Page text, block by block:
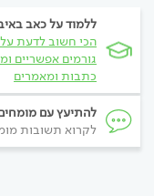
ללמוד על כאב
הכי חשוב לדעת
גורמים אפשריים
כתבות ומאמרים
להתיעץ עם מומחים
לקרוא תשובות